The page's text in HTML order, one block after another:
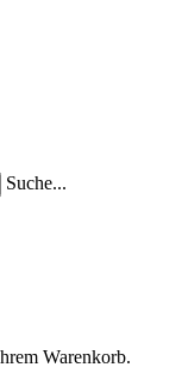
Suche...
Warenkorb.